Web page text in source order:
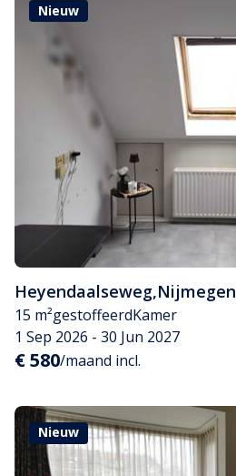
Nieuw
Heyendaalseweg,Nijmegen
15 m²gestoffeerdKamer
1 Sep 2026 - 30 Jun 2027
€ 580/maand incl.
Nieuw